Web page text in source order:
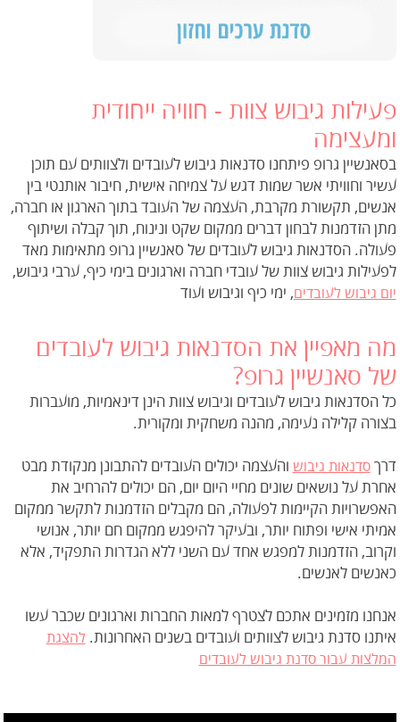
פעילות גיבוש צוות - חוויה ייחודית
ומעצימה
בסאנשיין גרופ פיתחנו סדנאות גיבוש לעובדים ולצוותים עם תוכן
עשיר וחוויתי אשר שמות דגש על צמיחה אישית, חיבור אותנטי בין
אנשים, תקשורת מקרבת, העצמה של העובד בתוך הארגון או חברה,
מתן הזדמנות לבחון דברים ממקום שקט ונינוח, תוך קבלה ושיתוף
פעולה. הסדנאות גיבוש לעובדים של סאנשיין גרופ מתאימות מאד
לפעילות גיבוש צוות של עובדי חברה וארגונים בימי כיף, ערבי גיבוש,
יום גיבוש לעובדים, ימי כיף וגיבוש ועוד
מה מאפיין את הסדנאות גיבוש לעובדים
של סאנשיין גרופ?
כל הסדנאות גיבוש לעובדים וגיבוש צוות הינן דינאמיות, מועברות
בצורה קלילה נעימה, מהנה משחקית ומקורית.
דרךסדנאות גיבוש והעצמה יכולים העובדים להתבונן מנקודת מבט
אחרת על נושאים שונים מחיי היום יום, הם יכולים להרחיב את
האפשרויות הקיימות לפעולה, הם מקבלים הזדמנות לתקשר ממקום
אמיתי אישי ופתוח יותר, ובעיקר להיפגש ממקום חם יותר, אנושי
וקרוב, הזדמנות למפגש אחד עם השני ללא הגדרות התפקיד, אלא
כאנשים לאנשים.
אנחנו מזמינים אתכם לצטרף למאות החברות וארגונים שכבר עשו
איתנו סדנת גיבוש לצוותים ועובדים בשנים האחרונות. להצגת
המלצות עבור סדנת גיבוש לעובדים